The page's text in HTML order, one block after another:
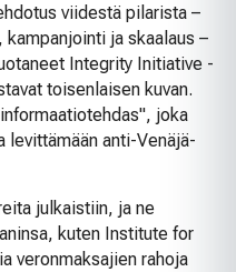
viidestä pilarista –
ja skaalaus –
Integrity Initiative -
toisenlaisen kuvan.
joka
levittämään anti-Venäjä-
julkaistiin, ja ne
kuten Institute for
veronmaksajien rahoja